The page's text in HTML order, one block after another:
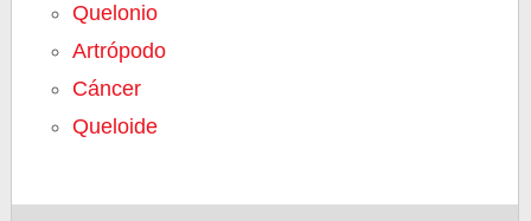
Quelonio
Artrópodo
Cáncer
Queloide